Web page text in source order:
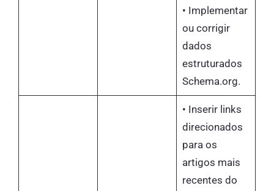
• Implementar
ou corrigir
dados
estruturados
Schema.org.
• Inserir links
direcionados
para os
artigos mais
recentes do